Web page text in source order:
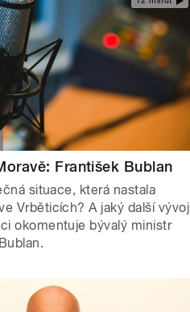
František Bublan
situace, která nastala
Vrběticích? A jaký další vývoj
okomentuje bývalý ministr